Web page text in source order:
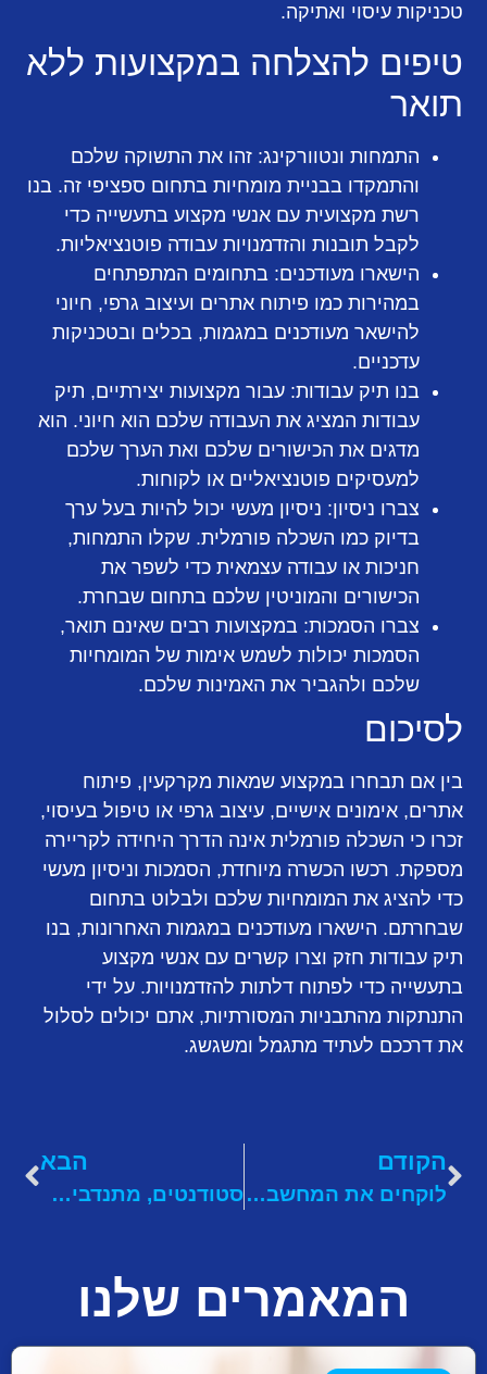
טכניקות עיסוי ואתיקה.
טיפים להצלחה במקצועות ללא
תואר
התמחות ונטוורקינג: זהו את התשוקה שלכם
והתמקדו בבניית מומחיות בתחום ספציפי זה. בנו
רשת מקצועית עם אנשי מקצוע בתעשייה כדי
לקבל תובנות והזדמנויות עבודה פוטנציאליות.
הישארו מעודכנים: בתחומים המתפתחים
במהירות כמו פיתוח אתרים ועיצוב גרפי, חיוני
להישאר מעודכנים במגמות, בכלים ובטכניקות
עדכניים.
בנו תיק עבודות: עבור מקצועות יצירתיים, תיק
עבודות המציג את העבודה שלכם הוא חיוני. הוא
מדגים את הכישורים שלכם ואת הערך שלכם
למעסיקים פוטנציאליים או לקוחות.
צברו ניסיון: ניסיון מעשי יכול להיות בעל ערך
בדיוק כמו השכלה פורמלית. שקלו התמחות,
חניכות או עבודה עצמאית כדי לשפר את
הכישורים והמוניטין שלכם בתחום שבחרת.
צברו הסמכות: במקצועות רבים שאינם תואר,
הסמכות יכולות לשמש אימות של המומחיות
שלכם ולהגביר את האמינות שלכם.
לסיכום
בין אם תבחרו במקצוע שמאות מקרקעין, פיתוח
אתרים, אימונים אישיים, עיצוב גרפי או טיפול בעיסוי,
זכרו כי השכלה פורמלית אינה הדרך היחידה לקריירה
מספקת. רכשו הכשרה מיוחדת, הסמכות וניסיון מעשי
כדי להציג את המומחיות שלכם ולבלוט בתחום
שבחרתם. הישארו מעודכנים במגמות האחרונות, בנו
תיק עבודות חזק וצרו קשרים עם אנשי מקצוע
בתעשייה כדי לפתוח דלתות להזדמנויות. על ידי
התנתקות מהתבניות המסורתיות, אתם יכולים לסלול
את דרככם לעתיד מתגמל ומשגשג.
הקודם
לוקחים את המחשב לאוניברסיטה? כך תבחרו תיק גב ללפטופ!
הבא
סטודנטים, מתנדבים בעמותות? כך תוכלו להשיג מימון מקרנות פילנתרופיה
המאמרים שלנו